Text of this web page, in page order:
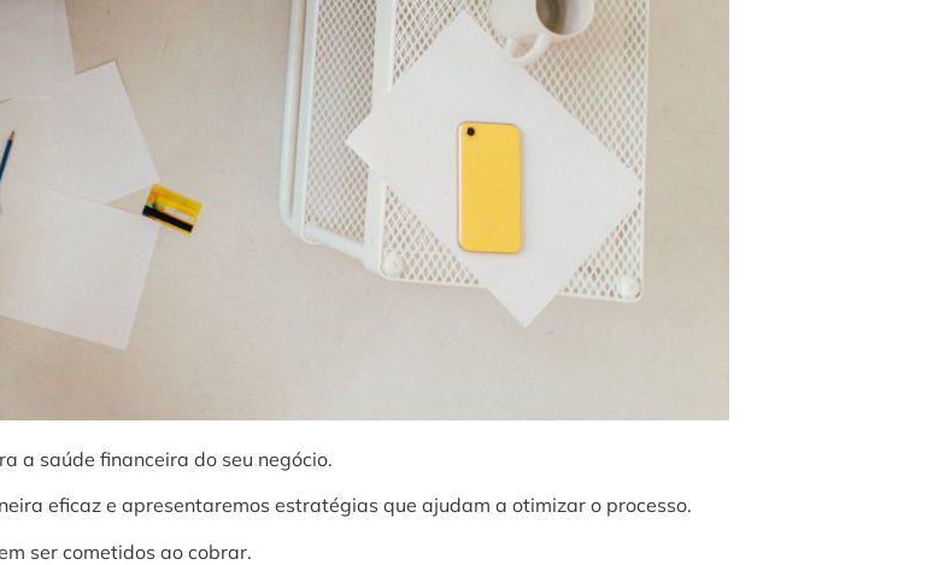
a saúde financeira do seu negócio.
eficaz e apresentaremos estratégias que ajudam a otimizar o processo.
ser cometidos ao cobrar.